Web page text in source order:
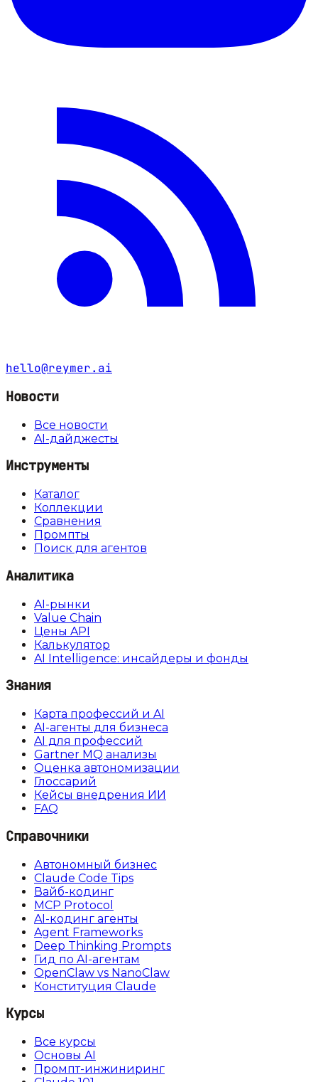
hello@reymer.ai
Новости
Все новости
AI-дайджесты
Инструменты
Каталог
Коллекции
Сравнения
Промпты
Поиск для агентов
Аналитика
AI-рынки
Value Chain
Цены API
Калькулятор
AI Intelligence: инсайдеры и фонды
Знания
Карта профессий и AI
AI-агенты для бизнеса
AI для профессий
Gartner MQ анализы
Оценка автономизации
Глоссарий
Кейсы внедрения ИИ
FAQ
Справочники
Автономный бизнес
Claude Code Tips
Вайб-кодинг
MCP Protocol
AI-кодинг агенты
Agent Frameworks
Deep Thinking Prompts
Гид по AI-агентам
OpenClaw vs NanoClaw
Конституция Claude
Курсы
Все курсы
Основы AI
Промпт-инжиниринг